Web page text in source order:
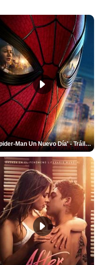
'Spider-Man Un Nuevo Día' - Tráiler oficial subtitulado